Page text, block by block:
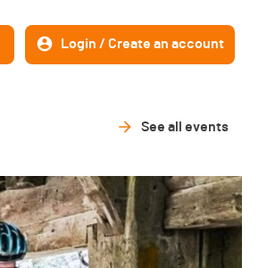
Login / Create an account
See all events